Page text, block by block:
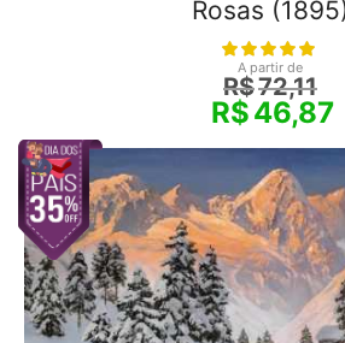
Rosas
A partir de
R$72,11
R$46,87